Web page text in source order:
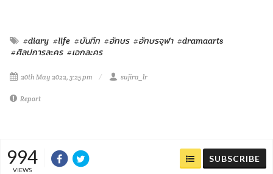
#diary #life #บันทึก #อักษร #อักษรจุฬา #dramaarts
#ศิลปการละคร #เอกละคร
20th May 2022, 3:25 pm sujira_lr
Report
994
VIEWS
SUBSCRIBE